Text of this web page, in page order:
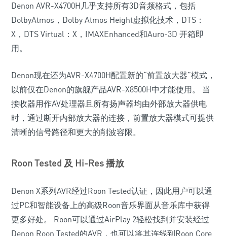
Denon AVR-X4700H几乎支持所有3D音频格式，包括
DolbyAtmos，Dolby Atmos Height虚拟化技术，DTS：
X，DTS Virtual：X，IMAXEnhanced和Auro-3D 开箱即
用。
Denon现在还为AVR-X4700H配置新的“前置放大器”模式，
以前仅在Denon的旗舰产品AVR-X8500H中才能使用。 当
接收器用作AV处理器且所有扬声器均由外部放大器供电
时，通过断开内部放大器的连接，前置放大器模式可提供
清晰的信号路径和更大的削波容限。
Roon Tested 及 Hi-Res 播放
Denon X系列AVR经过Roon Tested认证，因此用户可以通
过PC和智能设备上的高级Roon音乐界面从音乐库中获得
更多好处。 Roon可以通过AirPlay 2轻松找到并安装经过
Denon Roon Tested的AVR，也可以将其连线到Roon Core